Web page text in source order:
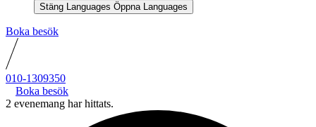
Stäng Languages Öppna Languages
Boka besök
010-1309350
Boka besök
2 evenemang har hittats.